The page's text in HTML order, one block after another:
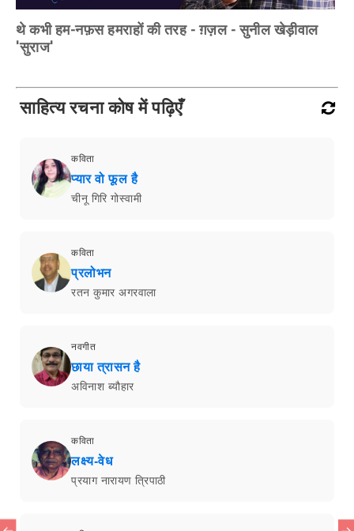
थे कभी हम-नफ़स हमराहों की तरह - ग़ज़ल - सुनील खेड़ीवाल
'सुराज'
साहित्य रचना कोष में पढ़िएँ
कविता
प्यार वो फूल है
चीनू गिरि गोस्वामी
कविता
प्रलोभन
रतन कुमार अगरवाला
नवगीत
छाया त्रासन है
अविनाश ब्यौहार
कविता
लक्ष्य-वेध
प्रयाग नारायण त्रिपाठी